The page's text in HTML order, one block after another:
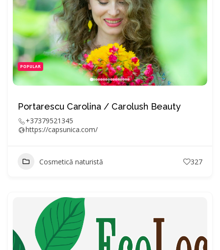
POPULAR
Portarescu Carolina / Carolush Beauty
+37379521345
https://capsunica.com/
Cosmetică naturistă 327